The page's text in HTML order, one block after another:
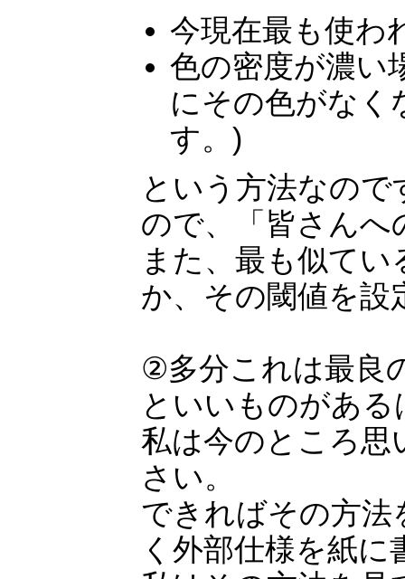
今現在最も使わ
色の密度が濃い
にその色がなく
す。)
という方法なの
ので、「皆さんへ
また、最も似て
か、その閾値を設
②多分これは最良
といいものがあ
私は今のところ思
さい。
できればその方法
く外部仕様を紙